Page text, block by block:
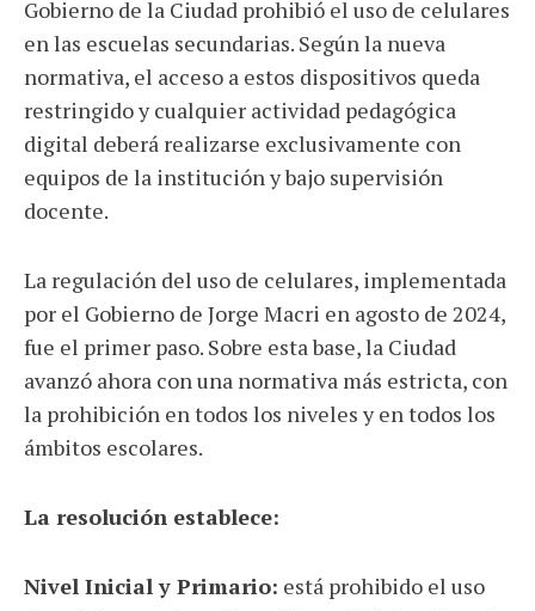
Gobierno de la Ciudad prohibió el uso de celulares
en las escuelas secundarias. Según la nueva
normativa, el acceso a estos dispositivos queda
restringido y cualquier actividad pedagógica
digital deberá realizarse exclusivamente con
equipos de la institución y bajo supervisión
docente.
La regulación del uso de celulares, implementada
por el Gobierno de Jorge Macri en agosto de 2024,
fue el primer paso. Sobre esta base, la Ciudad
avanzó ahora con una normativa más estricta, con
la prohibición en todos los niveles y en todos los
ámbitos escolares.
La resolución establece:
Nivel Inicial y Primario: está prohibido el uso